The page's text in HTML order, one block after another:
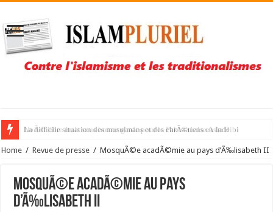
NoÃ«l libre mais sous bonne garde pour la Pakistanaise Asia Bibi
Home / Revue de presse / MosquÃ©e acadÃ©mie au pays d’Ã‰lisabeth II
MosquÃ©e acadÃ©mie au pays
d’Ã‰lisabeth II